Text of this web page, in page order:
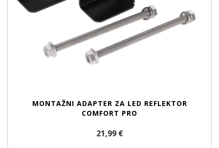
MONTAŽNI ADAPTER ZA LED REFLEKTOR
COMFORT PRO
21,99 €